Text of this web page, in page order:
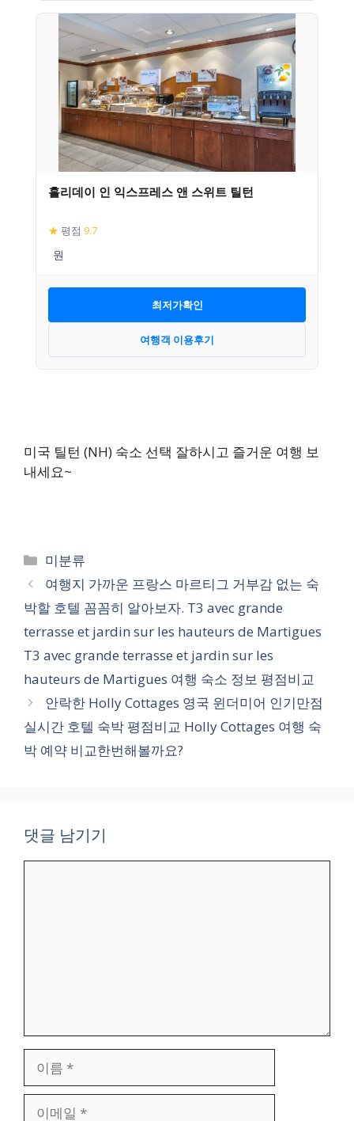
홀리데이 인 익스프레스 앤 스위트 틸턴
★ 평점 9.7
최저가확인
여행객 이용후기
미국 틸턴 (NH) 숙소 선택 잘하시고 즐거운 여행 보
내세요~
카
테
고
리
미분류
여행지 가까운 프랑스 마르티그 거부감 없는 숙
박할 호텔 꼼꼼히 알아보자. T3 avec grande
terrasse et jardin sur les hauteurs de Martigues
T3 avec grande terrasse et jardin sur les
hauteurs de Martigues 여행 숙소 정보 평점비교
안락한 Holly Cottages 영국 윈더미어 인기만점
실시간 호텔 숙박 평점비교 Holly Cottages 여행 숙
박 예약 비교한번해볼까요?
댓글 남기기